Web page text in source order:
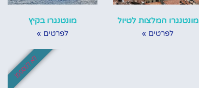
מונטנגרו המלצות לטיול
לפרטים »
מונטנגרו בקיץ
לפרטים »
לא לפספס!